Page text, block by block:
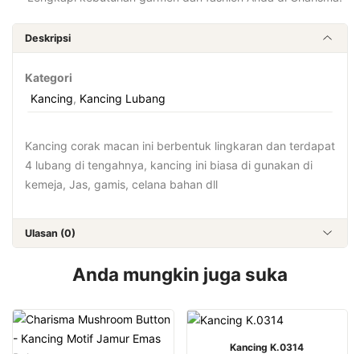
Deskripsi
Kategori
Kancing, Kancing Lubang
Kancing corak macan ini berbentuk lingkaran dan terdapat
4 lubang di tengahnya, kancing ini biasa di gunakan di
kemeja, Jas, gamis, celana bahan dll
Ulasan (0)
Anda mungkin juga suka
Kancing K.0314